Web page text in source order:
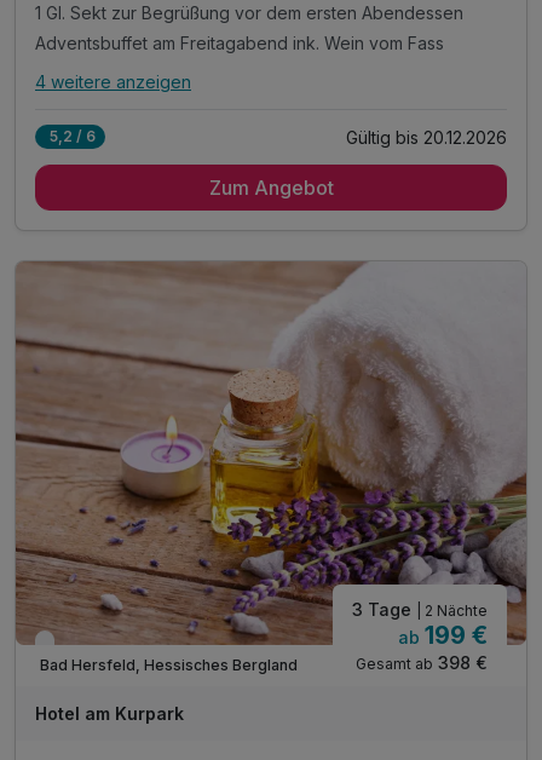
1 Gl. Sekt zur Begrüßung vor dem ersten Abendessen
Adventsbuffet am Freitagabend ink. Wein vom Fass
Alle Inklusivleistungen
2 x Frühstück vom reichhaltigen Buffet
Candle Light 4-Gang-Menü am Samstag
Nutzung unserer Saunalandschaft mit Fitnessraum
Wellnesstasche inkl. Bademantel, Saunatücher
und Badeschuhe
4 weitere anzeigen
5,2 / 6 Gültig bis 20.12.2026
Zum Angebot
Verfügbar bis Dezember
Bad Hersfeld, Hessisches Bergland
3 Tage | 2 Nächte
ab 199 €
Gesamt ab 398 €
Hotel am Kurpark